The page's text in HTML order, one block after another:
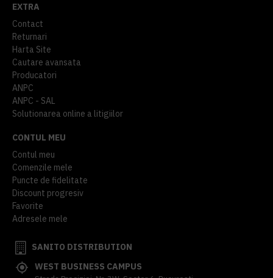
EXTRA
Contact
Returnari
Harta Site
Cautare avansata
Producatori
ANPC
ANPC - SAL
Solutionarea online a litigiilor
CONTUL MEU
Contul meu
Comenzile mele
Puncte de fidelitate
Discount progresiv
Favorite
Adresele mele
SANITO DISTRIBUTION
WEST BUSINESS CAMPUS